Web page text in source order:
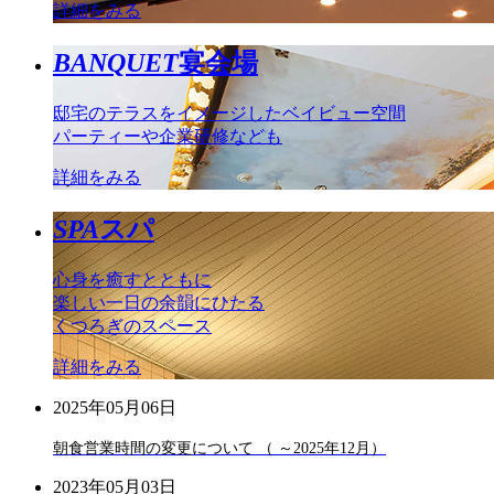
詳細をみる
BANQUET宴会場
邸宅のテラスをイメージしたベイビュー空間
パーティーや企業研修なども
詳細をみる
SPAスパ
心身を癒すとともに
楽しい一日の余韻にひたる
くつろぎのスペース
詳細をみる
2025年05月06日
朝食営業時間の変更について （ ～2025年12月）
2023年05月03日